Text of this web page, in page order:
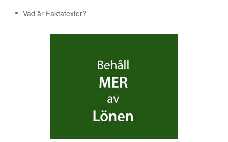
Vad är Faktatexter?